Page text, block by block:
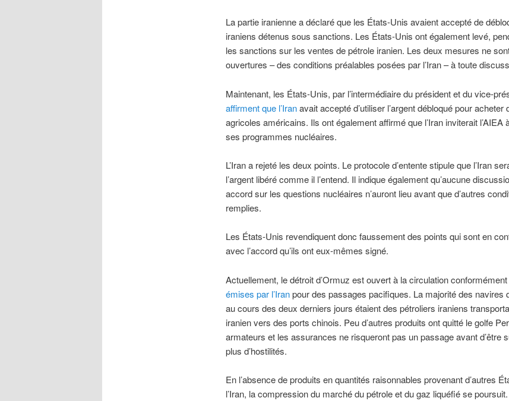
La partie iranienne a déclaré que les États-Unis avaient accepté de
iraniens détenus sous sanctions. Les États-Unis ont également levé,
les sanctions sur les ventes de pétrole iranien. Les deux mesures ne
ouvertures – des conditions préalables posées par l’Iran – à toute
Maintenant, les États-Unis, par l’intermédiaire du président et du vice-
affirment que l’Iranavait accepté d’utiliser l’argent débloqué pour acheter
agricoles américains. Ils ont également affirmé que l’Iran inviterait l’AIEA
ses programmes nucléaires.
L’Iran a rejeté les deux points. Le protocole d’entente stipule que l’Iran
l’argent libéré comme il l’entend. Il indique également qu’aucune
accord sur les questions nucléaires n’auront lieu avant que d’autres
remplies.
Les États-Unis revendiquent donc faussement des points qui sont en
avec l’accord qu’ils ont eux-mêmes signé.
Actuellement, le détroit d’Ormuz est ouvert à la circulation conformément
émises par l’Iranpour des passages pacifiques. La majorité des navires
au cours des deux derniers jours étaient des pétroliers iraniens
iranien vers des ports chinois. Peu d’autres produits ont quitté le golfe
armateurs et les assurances ne risqueront pas un passage avant d’être
plus d’hostilités.
En l’absence de produits en quantités raisonnables provenant d’autres
l’Iran, la compression du marché du pétrole et du gaz liquéfié se poursuit.